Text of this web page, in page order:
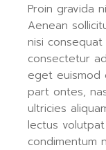
Proin gravida
Aenean
nisi
consectetur
eget euismod
part ontes,
ultricies
lectus
condimentum